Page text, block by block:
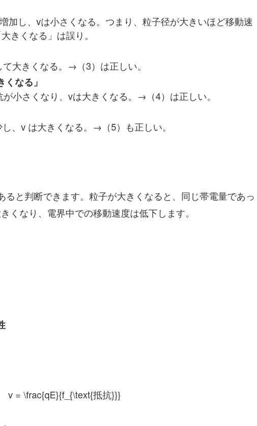
加し、 vは小さくなる。つまり、粒子径が大きいほど移動速
きくなる」は誤り。
大きくなる。→（3）は正しい。
なる」
小さくなり、 vは大きくなる。→（4）は正しい。
、 v は大きくなる。→（5）も正しい。
ると判断できます。粒子が大きくなると、同じ帯電量であっ
くなり、電界中での移動速度は低下します。
v = \frac{qE}{f_{\text{抵抗}}}